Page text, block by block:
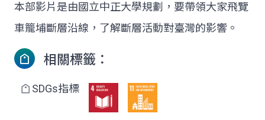
本部影片是由國立中正大學規劃，要帶領大家飛覽
車籠埔斷層沿線，了解斷層活動對臺灣的影響。
相關標籤：
SDGs指標